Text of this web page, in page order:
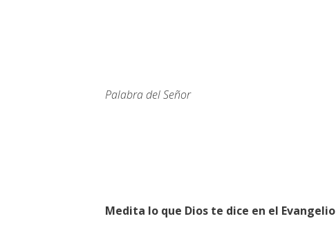
Palabra del Señor
Medita lo que Dios te dice en el Evangelio